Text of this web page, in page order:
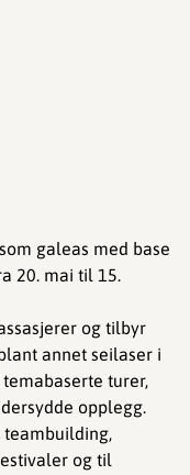
galeas med base
20. mai til 15.
og tilbyr
annet seilaser i
turer,
opplegg.
teambuilding,
og til